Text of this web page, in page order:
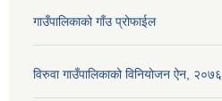
गाउँपालिकाको गाँउ प्रोफाईल
विरुवा गाउँपालिकाको विनियोजन ऐन, २०७६